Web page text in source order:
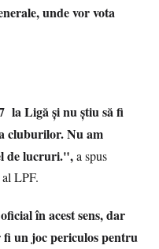
unde vor vota
la Ligă şi nu ştiu să fi
cluburilor. Nu am
de lucruri.",a spus
LPF.
în acest sens, dar
fi un joc periculos pentru